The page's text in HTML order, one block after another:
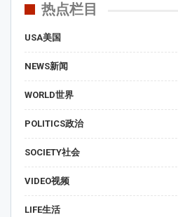
热点栏目
USA美国
NEWS新闻
WORLD世界
POLITICS政治
SOCIETY社会
VIDEO视频
LIFE生活